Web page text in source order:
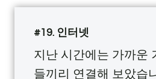
#19. 인터넷
지난 시간에는 가까운
들끼리 연결해 보았습